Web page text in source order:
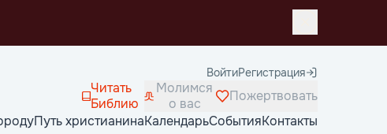
ВойтиРегистрация
Читать
Библию
Молимся
о вас
Пожертвовать
Путь христианинаКалендарьСобытияКонтакты